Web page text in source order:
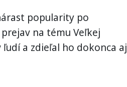
popularity po
na tému Veľkej
a zdieľal ho dokonca aj